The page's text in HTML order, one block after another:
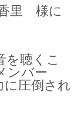
里 様に
聴くこ
ンバー
圧倒され